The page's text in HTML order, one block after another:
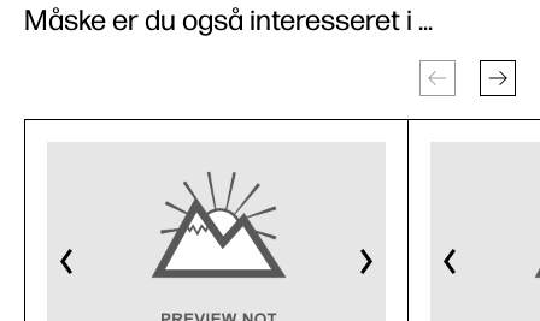
Måske er du også interesseret i ...